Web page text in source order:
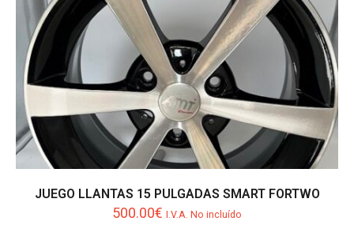
JUEGO LLANTAS 15 PULGADAS SMART FORTWO
500.00€ I.V.A. No incluído